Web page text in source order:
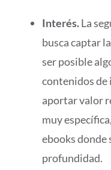
Interés.La
busca captar
ser posible
contenidos de
aportar valor
muy
ebooks donde
profundidad.